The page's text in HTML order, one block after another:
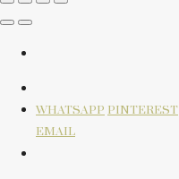
WHATSAPP PINTEREST
EMAIL